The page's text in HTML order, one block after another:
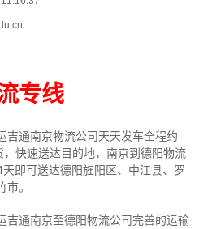
专线
吉通南京物流公司天天发车全程约
，快速送达目的地，南京到德阳物流
即可送达德阳旌阳区、中江县、罗
。
吉通南京至德阳物流公司完善的运输